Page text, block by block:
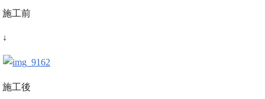
施工前
↓
施工後